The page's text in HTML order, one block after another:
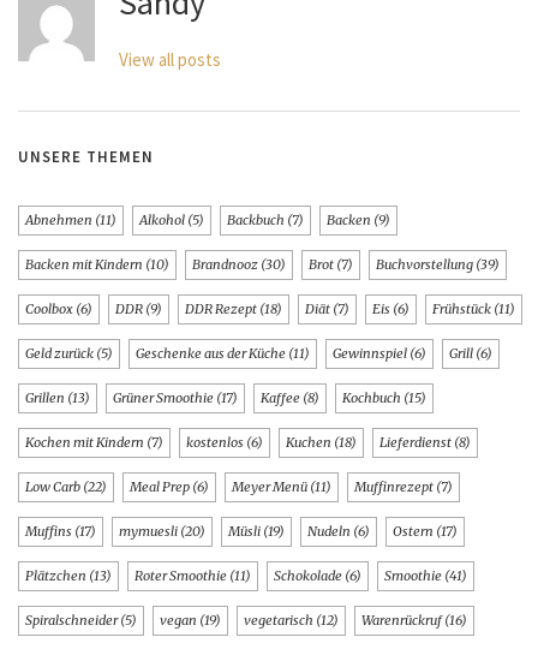
View all posts
UNSERE THEMEN
Abnehmen (11) Alkohol (5) Backbuch (7) Backen (9)
Backen mit Kindern (10) Brandnooz (30) Brot (7) Buchvorstellung (39)
Coolbox (6) DDR (9) DDR Rezept (18) Diät (7) Eis (6) Frühstück (11)
Geld zurück (5) Geschenke aus der Küche (11) Gewinnspiel (6) Grill (6)
Grillen (13) Grüner Smoothie (17) Kaffee (8) Kochbuch (15)
Kochen mit Kindern (7) kostenlos (6) Kuchen (18) Lieferdienst (8)
Low Carb (22) Meal Prep (6) Meyer Menü (11) Muffinrezept (7)
Muffins (17) mymuesli (20) Müsli (19) Nudeln (6) Ostern (17)
Plätzchen (13) Roter Smoothie (11) Schokolade (6) Smoothie (41)
Spiralschneider(5) vegan (19) vegetarisch (12) Warenrückruf(16)